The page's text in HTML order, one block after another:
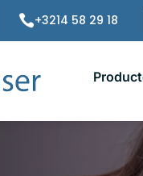
+3214 58 29 18